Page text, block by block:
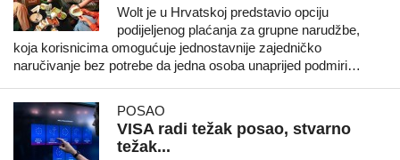
Wolt je u Hrvatskoj predstavio opciju
podijeljenog plaćanja za grupne narudžbe,
koja korisnicima omogućuje jednostavnije zajedničko
naručivanje bez potrebe da jedna osoba unaprijed podmiri…
POSAO
VISA radi težak posao, stvarno
težak...